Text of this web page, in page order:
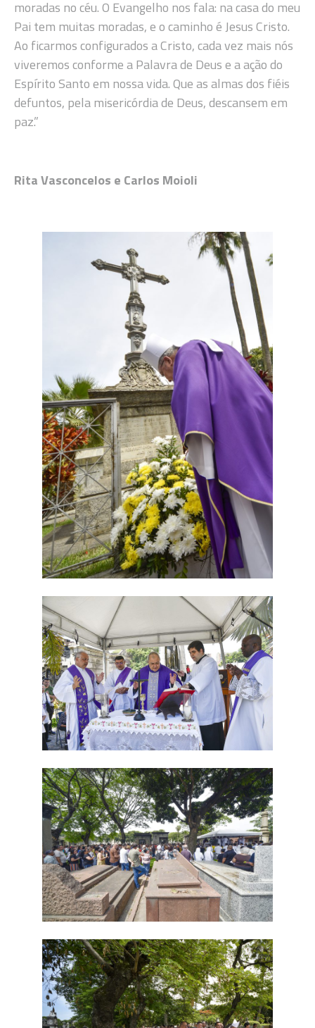
moradas no céu. O Evangelho nos fala: na casa do meu
Pai tem muitas moradas, e o caminho é Jesus Cristo.
Ao ficarmos configurados a Cristo, cada vez mais nós
viveremos conforme a Palavra de Deus e a ação do
Espírito Santo em nossa vida. Que as almas dos fiéis
defuntos, pela misericórdia de Deus, descansem em
paz.”
Rita Vasconcelos e Carlos Moioli